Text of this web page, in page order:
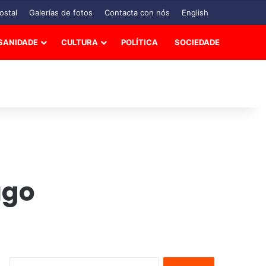
Galerías de fotos Contacta con nós English
CULTURA POLÍTICA SOCIEDADE